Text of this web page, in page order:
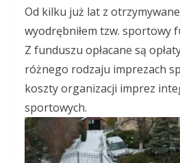
Od kilku już lat z
wyodrębniłem tzw. sportowy
Z funduszu opłacane są
różnego rodzaju imprezach
koszty organizacji imprez
sportowych.